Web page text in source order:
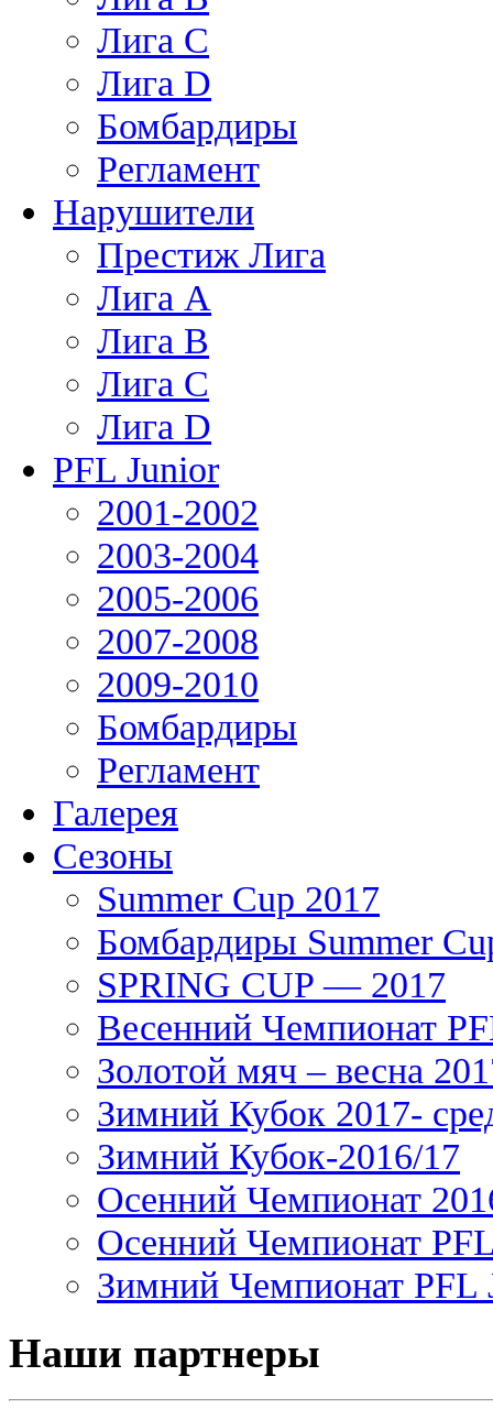
Лига С
Лига D
Бомбардиры
Регламент
Нарушители
Престиж Лига
Лига А
Лига В
Лига С
Лига D
PFL Junior
2001-2002
2003-2004
2005-2006
2007-2008
2009-2010
Бомбардиры
Регламент
Галерея
Сезоны
Summer Cup 2017
Бомбардиры Summer
SPRING CUP — 2017
Весенний Чемпионат
Золотой мяч – весна
Зимний Кубок 2017-
Зимний Кубок-2016/17
Осенний Чемпионат
Осенний Чемпионат
Зимний Чемпионат PFL
Наши партнеры